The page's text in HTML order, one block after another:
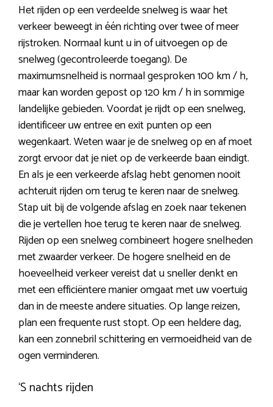
Het rijden op een verdeelde snelweg is waar het
verkeer beweegt in één richting over twee of meer
rijstroken. Normaal kunt u in of uitvoegen op de
snelweg (gecontroleerde toegang). De
maximumsnelheid is normaal gesproken 100 km / h,
maar kan worden gepost op 120 km / h in sommige
landelijke gebieden. Voordat je rijdt op een snelweg,
identificeer uw entree en exit punten op een
wegenkaart. Weten waar je de snelweg op en af moet
zorgt ervoor dat je niet op de verkeerde baan eindigt.
En als je een verkeerde afslag hebt genomen nooit
achteruit rijden om terug te keren naar de snelweg.
Stap uit bij de volgende afslag en zoek naar tekenen
die je vertellen hoe terug te keren naar de snelweg.
Rijden op een snelweg combineert hogere snelheden
met zwaarder verkeer. De hogere snelheid en de
hoeveelheid verkeer vereist dat u sneller denkt en
met een efficiëntere manier omgaat met uw voertuig
dan in de meeste andere situaties. Op lange reizen,
plan een frequente rust stopt. Op een heldere dag,
kan een zonnebril schittering en vermoeidheid van de
ogen verminderen.
‘S nachts rijden